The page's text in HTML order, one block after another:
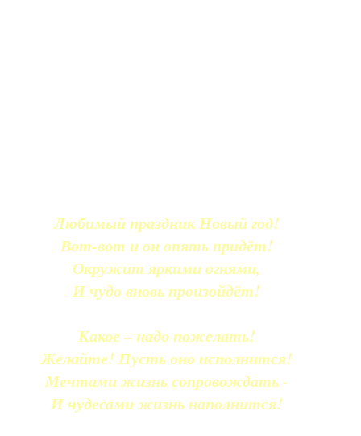
Любимый праздник Новый год!
Вот-вот и он опять придёт!
Окружит яркими огнями,
И чудо вновь произойдёт!
Какое – надо пожелать!
Желайте! Пусть оно исполнится!
Мечтами жизнь сопровождать -
И чудесами жизнь наполнится!